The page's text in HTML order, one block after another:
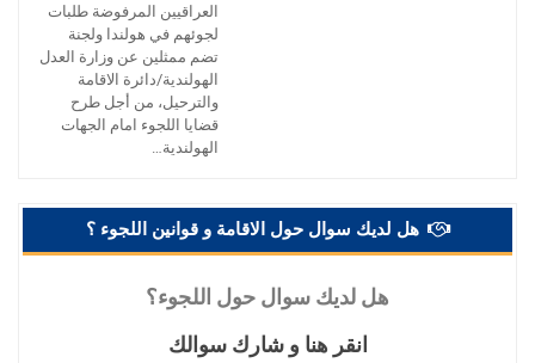
العراقيين المرفوضة طلبات
لجوئهم في هولندا ولجنة
تضم ممثلين عن وزارة العدل
الهولندية/دائرة الاقامة
والترحيل، من أجل طرح
قضايا اللجوء امام الجهات
الهولندية…
هل لديك سوال حول الاقامة و قوانين اللجوء ؟
هل لديك سوال حول اللجوء؟
انقر هنا و شارك سوالك